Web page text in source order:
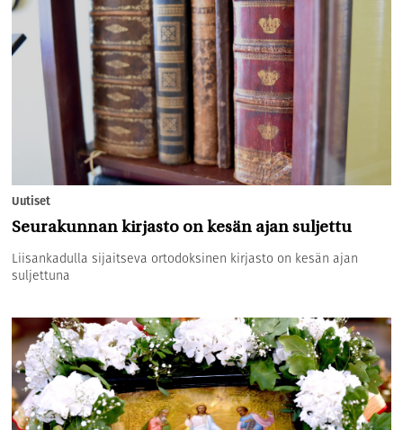
Uutiset
Seurakunnan kirjasto on kesän ajan suljettu
Liisankadulla sijaitseva ortodoksinen kirjasto on kesän ajan
suljettuna